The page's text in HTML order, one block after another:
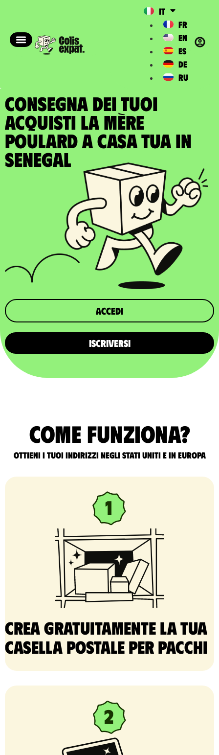
IT
FR
EN
ES
DE
RU
CONSEGNA DEI TUOI
ACQUISTI LA MÈRE
POULARD A casa tua in
Senegal
Accedi
ISCRIVERSI
Come funziona?
Ottieni i tuoi indirizzi negli Stati Uniti e in Europa
Crea gratuitamente la tua
casella postale per pacchi